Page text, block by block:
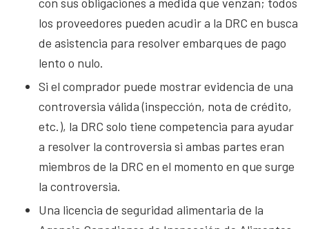
los proveedores pueden acudir a la DRC en busca
de asistencia para resolver embarques de pago
lento o nulo.
Si el comprador puede mostrar evidencia de una
controversia válida (inspección, nota de crédito,
etc.), la DRC solo tiene competencia para ayudar
a resolver la controversia si ambas partes eran
miembros de la DRC en el momento en que surge
la controversia.
Una licencia de seguridad alimentaria de la